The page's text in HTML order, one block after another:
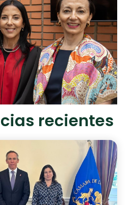
recientes